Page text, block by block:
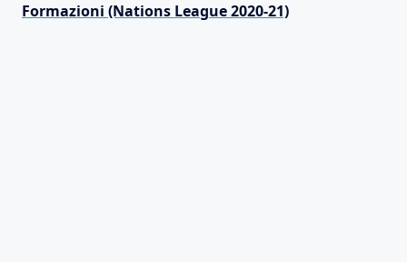
Formazioni (Nations League 2020-21)